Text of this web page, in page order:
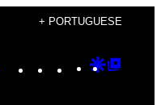
+ PORTUGUESE
Instagram
TikTok
YouTube
Google